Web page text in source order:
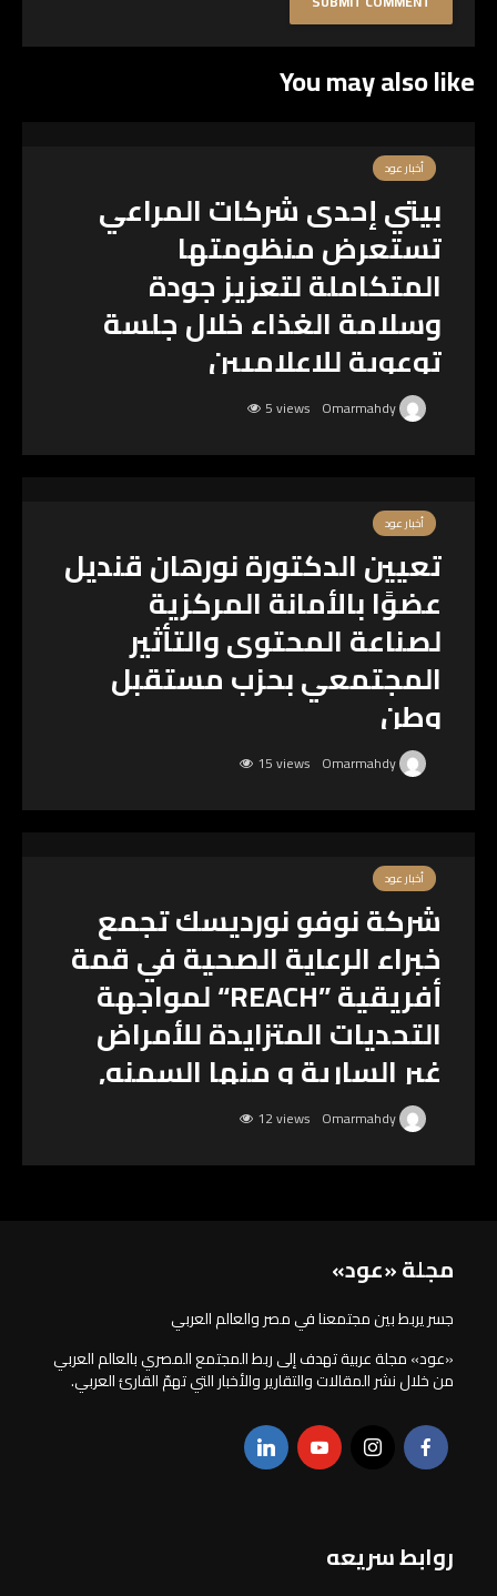
You may also like
أخبار عود
بيتي إحدى شركات المراعي
تستعرض منظومتها
المتكاملة لتعزيز جودة
وسلامة الغذاء خلال جلسة
توعوية للإعلاميين
5 views
أخبار عود
تعيين الدكتورة نورهان قنديل
عضوًا بالأمانة المركزية
لصناعة المحتوى والتأثير
المجتمعي بحزب مستقبل
وطن
15 views
أخبار عود
شركة نوفو نورديسك تجمع
خبراء الرعاية الصحية في قمة
أفريقية ”REACH“ لمواجهة
التحديات المتزايدة للأمراض
غير السارية و منها السمنه,
السكري و أمراض القلب
12 views
مجلة «عود»
جسر يربط بين مجتمعنا في مصر والعالم العربي
«عود» مجلة عربية تهدف إلى ربط المجتمع المصري بالعالم العربي
من خلال نشر المقالات والتقارير والأخبار التي تهمّ القارئ العربي.
روابط سريعه